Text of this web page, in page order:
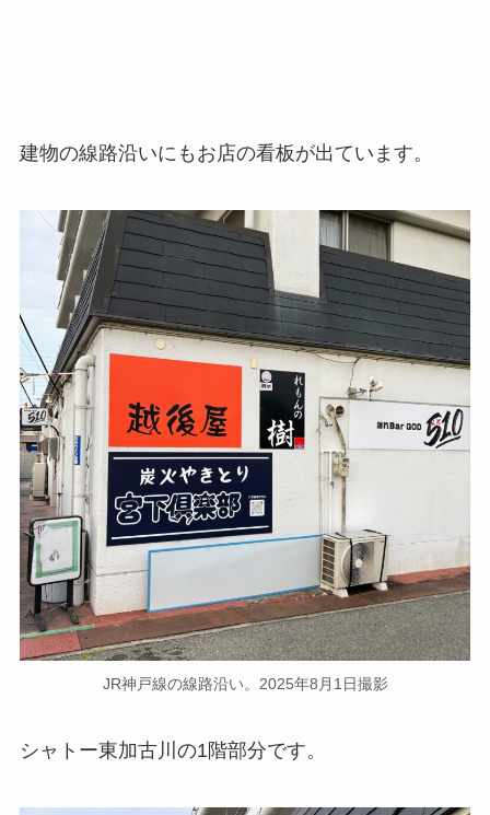
建物の線路沿いにもお店の看板が出ています。
JR神戸線の線路沿い。2025年8月1日撮影
シャトー東加古川の1階部分です。